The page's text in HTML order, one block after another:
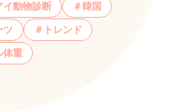
イ動物診断 韓国
ツ トレンド
体重